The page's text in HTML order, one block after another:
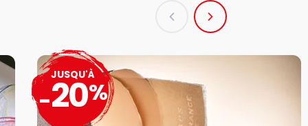
JUSQU'À
-20%